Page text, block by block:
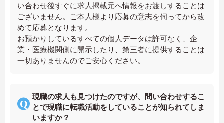
い合わせ後すぐに求人掲載元へ情報をお渡しすることは
ございません。ご本人様より応募の意志を伺ってから改
めて応募となります。
お預かりしているすべての個人データは許可なく、企
業・医療機関側に開示したり、第三者に提供することは
一切ありませんのでご安心ください。
現職の求人も見つけたのですが、問い合わせするこ
とで現職に転職活動をしていることが知られてしま
いますか？